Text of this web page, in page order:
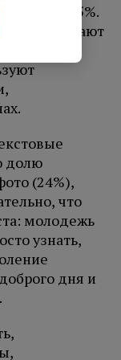
45%.
выступают
долю
(24%),
что
молодежь
узнать,
дня и